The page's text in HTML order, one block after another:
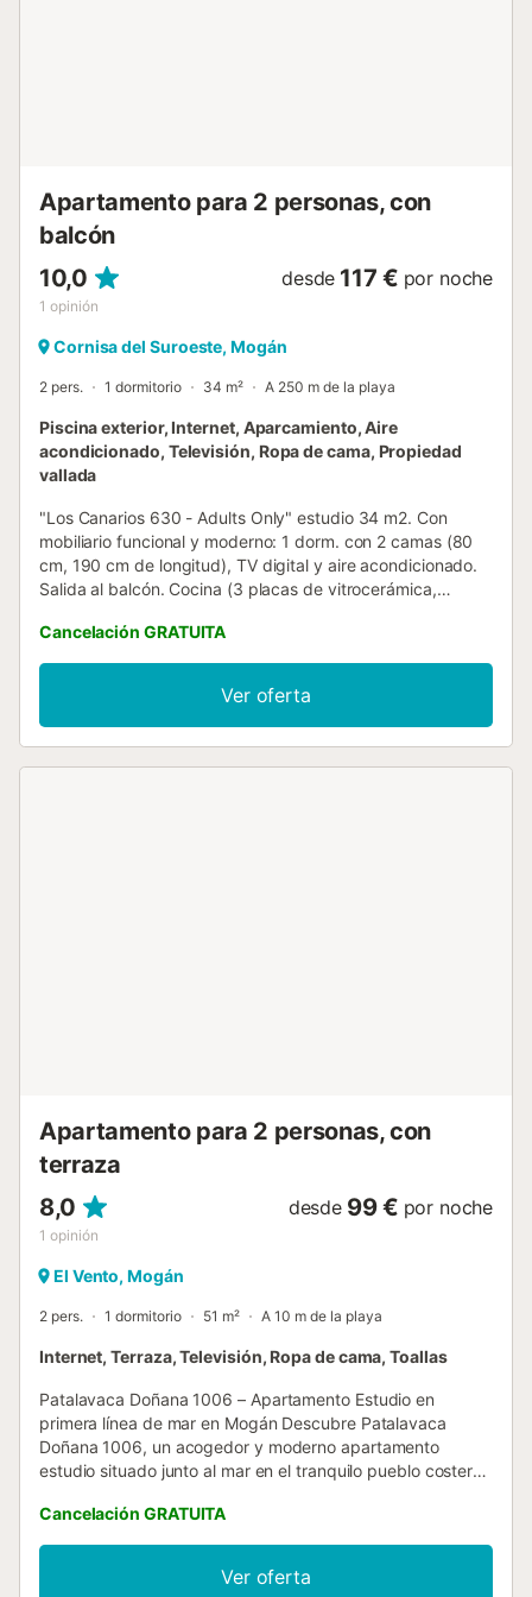
Apartamento para 2 personas, con
balcón
10,0
1 opinión
desde 117 € por noche
Cornisa del Suroeste, Mogán
2 pers. 1 dormitorio 34 m² A 250 m de la playa
Piscina exterior, Internet, Aparcamiento, Aire
acondicionado, Televisión, Ropa de cama, Propiedad
vallada
"Los Canarios 630 - Adults Only" estudio 34 m2. Con
mobiliario funcional y moderno: 1 dorm. con 2 camas (80
cm, 190 cm de longitud), TV digital y aire acondicionado.
Salida al balcón. Cocina (3 placas de vitrocerámica,
congelador, cafetera eléctrica). Ducha/WC. Balcón.
Muebles de balcón. Vista al mar. El alojamiento dispone de:
lavadora, plancha, secador de pelo. Internet (Wifi, gratis).
A tener en cuenta: no adecuado para niños pequeños.
Apartamento para no fumadores. 2023-T13541 // Reg. Nr.:
Cancelación GRATUITA
Ver oferta
Apartamento para 2 personas, con
terraza
8,0
1 opinión
desde 99 € por noche
El Vento, Mogán
2 pers. 1 dormitorio 51 m² A 10 m de la playa
Internet, Terraza, Televisión, Ropa de cama, Toallas
Patalavaca Doñana 1006 – Apartamento Estudio en
primera línea de mar en Mogán Descubre Patalavaca
Doñana 1006, un acogedor y moderno apartamento
estudio situado junto al mar en el tranquilo pueblo costero
este apartamento de 50 m² es ideal para parejas que
buscan una escapada tranquila junto al mar en el soleado
sur de Gran Canaria. Decorado con buen gusto y con
abundante luz natural, el apartamento ofrece hermosas
Cancelación GRATUITA
Ver oferta